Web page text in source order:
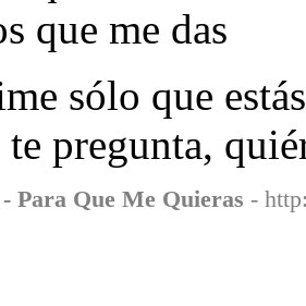
que me das
sólo que
pregunta,
Para Que Me Quieras -